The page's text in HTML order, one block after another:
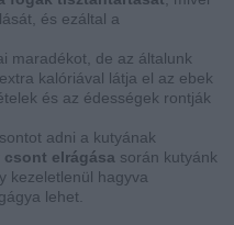
és ezáltal a
maradékot, de az általunk
kalóriával látja el az ebek
és az édességek rontják
adni a kutyának
csont elrágása során kutyánk
kezeletlenül hagyva
lehet.